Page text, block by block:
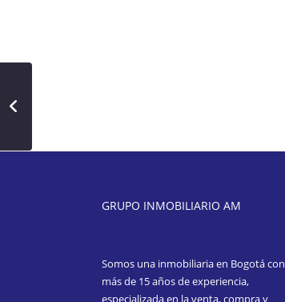
GRUPO INMOBILIARIO AM
Somos una inmobiliaria en Bogotá con
más de 15 años de experiencia,
especializada en la venta, compra y